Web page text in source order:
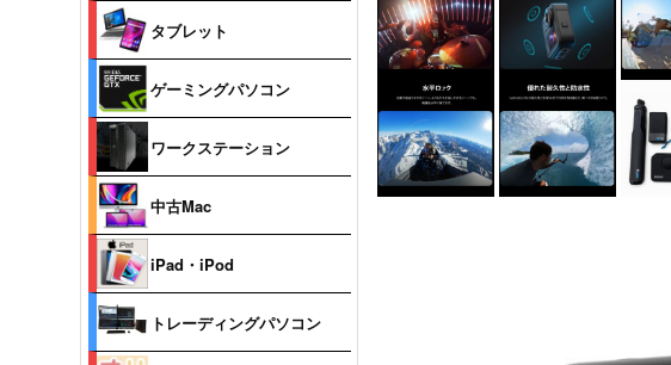
タブレット
ゲーミングパソコン
ワークステーション
中古Mac
iPad・iPod
トレーディングパソコン